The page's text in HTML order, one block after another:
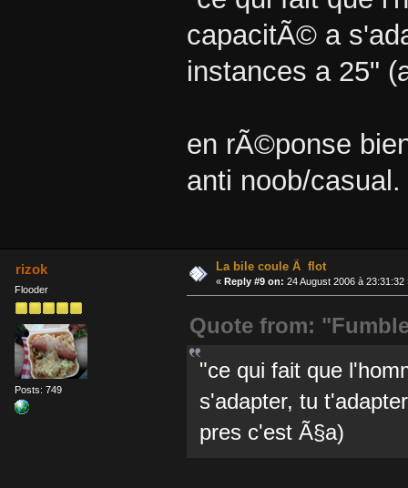
capacitÃ© a
instances a 25"
en rÃ©ponse
anti noob/casual.
rizok
Flooder
Posts: 749
La bile coule Ã flot
«Reply #9 on: 24 August 2006 à 23:31:32
Quote from:
"ce qui fait que
s'adapter, tu
pres c'est Ã§a)